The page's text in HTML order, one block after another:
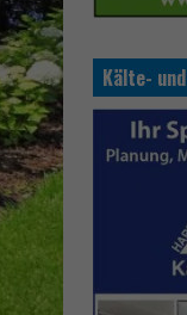
Kälte-